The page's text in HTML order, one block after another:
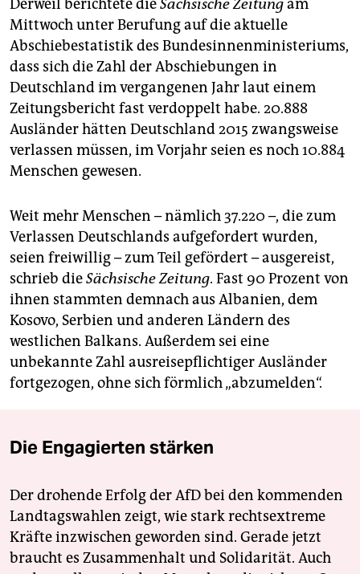
Derweil berichtete dieSächsische Zeitungam
Mittwoch unter Berufung auf die aktuelle
Abschiebestatistik des Bundesinnenministeriums,
dass sich die Zahl der Abschiebungen in
Deutschland im vergangenen Jahr laut einem
Zeitungsbericht fast verdoppelt habe. 20.888
Ausländer hätten Deutschland 2015 zwangsweise
verlassen müssen, im Vorjahr seien es noch 10.884
Menschen gewesen.
Weit mehr Menschen – nämlich 37.220 –, die zum
Verlassen Deutschlands aufgefordert wurden,
seien freiwillig – zum Teil gefördert – ausgereist,
schrieb dieSächsische Zeitung. Fast 90 Prozent von
ihnen stammten demnach aus Albanien, dem
Kosovo, Serbien und anderen Ländern des
westlichen Balkans. Außerdem sei eine
unbekannte Zahl ausreisepflichtiger Ausländer
fortgezogen, ohne sich förmlich „abzumelden“.
Die Engagierten stärken
Der drohende Erfolg der AfD bei den kommenden
Landtagswahlen zeigt, wie stark rechtsextreme
Kräfte inzwischen geworden sind. Gerade jetzt
braucht es Zusammenhalt und Solidarität. Auch